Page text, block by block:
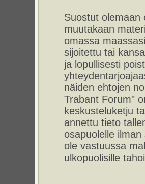
Suostut olemaan
muutakaan
omassa
sijoitettu tai
ja lopullisesti
näiden ehtojen
Trabant Forum"
keskusteluketju
annettu tieto
osapuolelle
ole vastuussa
ulkopuolisille